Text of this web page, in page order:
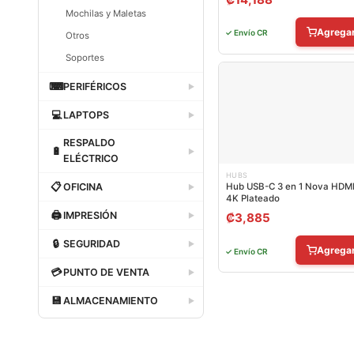
Mochilas y Maletas
Otros
Soportes
Dataland
⌨PERIFÉRICOS ▶
Dataland
💻LAPTOPS ▶
Dataland
🔋
RESPALDO
ELÉCTRICO
▶
Dataland
📋OFICINA ▶
Dataland
🖨IMPRESIÓN ▶
Dataland
🔒 SEGURIDAD ▶
Dataland
💳PUNTO DE VENTA ▶
Dataland
💾 ALMACENAMIENTO ▶
Dataland
✓ Envío CR
HUBS
Hub USB-C 3 en 1 Nova HDMI
4K Plateado
₡3,885
✓ Envío CR